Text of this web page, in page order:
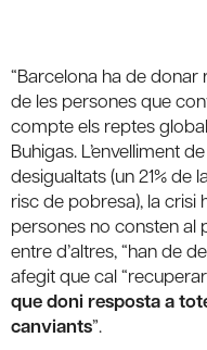
“Barcelona ha de
de les persones que
compte els reptes
Buhigas. L’envelliment
desigualtats (un 21% de
risc de pobresa), la crisi
persones no consten al
entre d’altres, “han de
afegit que cal
que doni resposta a
canviants”.